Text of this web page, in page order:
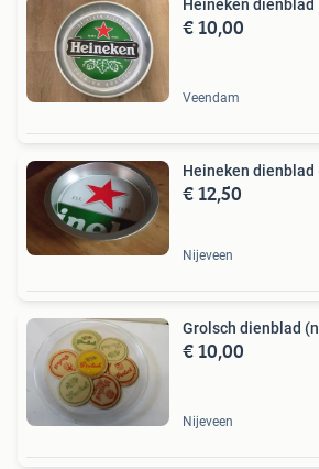
Heineken dienblad
€ 10,00
Veendam
Heineken dienblad
€ 12,50
Nijeveen
Grolsch dienblad
€ 10,00
Nijeveen